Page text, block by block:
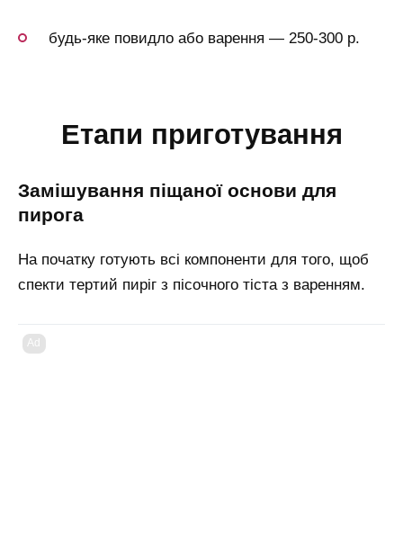
будь-яке повидло або варення — 250-300 р.
етапи приготування
замішування піщаної основи для
пирога
На початку готують всі компоненти для того, щоб
спекти тертий пиріг з пісочного тіста з варенням.
Ad